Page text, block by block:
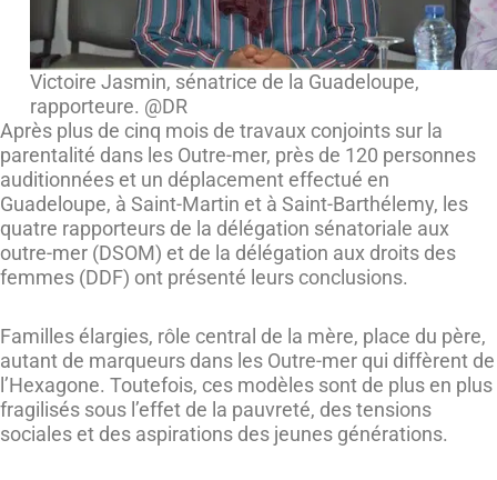
Victoire Jasmin, sénatrice de la Guadeloupe,
rapporteure. @DR
Après plus de cinq mois de travaux conjoints sur la
parentalité dans les Outre-mer, près de 120 personnes
auditionnées et un déplacement effectué en
Guadeloupe, à Saint-Martin et à Saint-Barthélemy, les
quatre rapporteurs de la délégation sénatoriale aux
outre-mer (DSOM) et de la délégation aux droits des
femmes (DDF) ont présenté leurs conclusions.
Familles élargies, rôle central de la mère, place du père,
autant de marqueurs dans les Outre-mer qui diffèrent de
l’Hexagone. Toutefois, ces modèles sont de plus en plus
fragilisés sous l’effet de la pauvreté, des tensions
sociales et des aspirations des jeunes générations.